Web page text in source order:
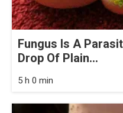
Fungus Is A
Drop Of Plain...
5 h 0 min